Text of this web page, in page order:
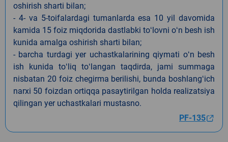
oshirish sharti bilan;
- 4- va 5-toifalardagi tumanlarda esa 10 yil davomida
kamida 15 foiz miqdorida dastlabki toʻlovni oʻn besh ish
kunida amalga oshirish sharti bilan;
- barcha turdagi yer uchastkalarining qiymati oʻn besh
ish kunida toʻliq toʻlangan taqdirda, jami summaga
nisbatan 20 foiz chegirma berilishi, bunda boshlangʻich
narxi 50 foizdan ortiqqa pasaytirilgan holda realizatsiya
qilingan yer uchastkalari mustasno.
PF-135